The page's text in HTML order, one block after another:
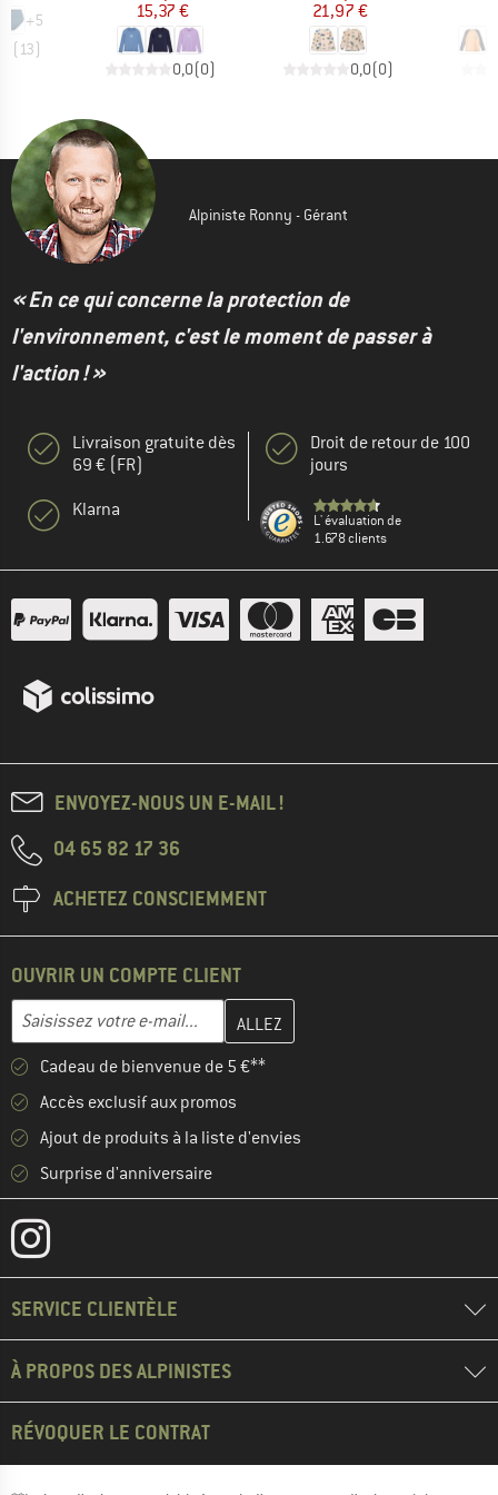
+5
(13)
15,37 €
0,0(0)
21,97 €
0,0(0)
Alpiniste Ronny - Gérant
« En ce qui concerne la protection de
l'environnement, c'est le moment de passer à
l'action ! »
Livraison gratuite dès
69 € (FR)
Klarna
Droit de retour de 100
jours
L' évaluation de
1.678 clients
ENVOYEZ-NOUS UN E-MAIL !
04 65 82 17 36
ACHETEZ CONSCIEMMENT
OUVRIR UN COMPTE CLIENT
Adresse e-mail
Entrez votre adresse e-mail ici et créez votre compte client à la
Cadeau de bienvenue de 5 €**
Accès exclusif aux promos
Ajout de produits à la liste d'envies
Surprise d'anniversaire
SERVICE CLIENTÈLE
À PROPOS DES ALPINISTES
RÉVOQUER LE CONTRAT